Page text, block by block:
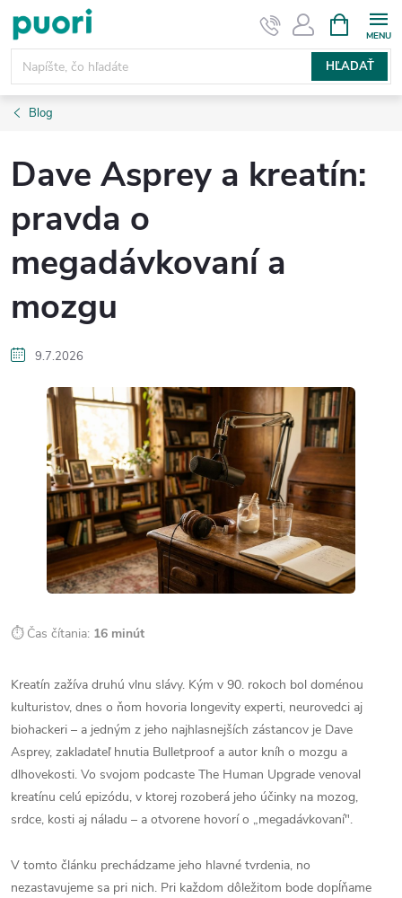
obsah
HĽADAŤ
KOŠÍK
Blog
Dave Asprey a kreatín:
pravda o
megadávkovaní a
mozgu
9.7.2026
⏱ Čas čítania: 16 minút
Kreatín zažíva druhú vlnu slávy. Kým v 90. rokoch bol doménou
kulturistov, dnes o ňom hovoria longevity experti, neurovedci aj
biohackeri – a jedným z jeho najhlasnejších zástancov je Dave
Asprey, zakladateľ hnutia Bulletproof a autor kníh o mozgu a
dlhovekosti. Vo svojom podcaste The Human Upgrade venoval
kreatínu celú epizódu, v ktorej rozoberá jeho účinky na mozog,
srdce, kosti aj náladu – a otvorene hovorí o „megadávkovaní".
V tomto článku prechádzame jeho hlavné tvrdenia, no
nezastavujeme sa pri nich. Pri každom dôležitom bode dopĺňame